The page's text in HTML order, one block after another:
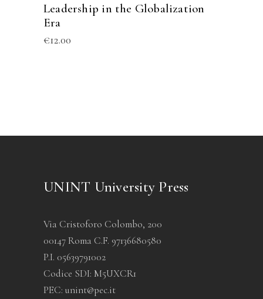
Leadership in the Globalization
Era
€12.00
UNINT University Press
Via Cristoforo Colombo, 200
00147 Roma C.F. 97136680580
P.I. 05639791002
Codice SDI: M5UXCR1
PEC: unint@pec.it